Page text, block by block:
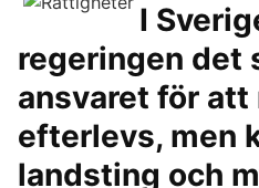
I
regeringen det
ansvaret för
efterlevs, men
landsting och